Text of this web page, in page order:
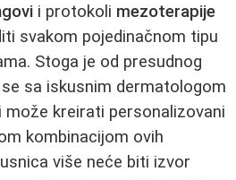
i protokoli mezoterapije
svakom pojedinačnom tipu
Stoga je od presudnog
sa iskusnim dermatologom
kreirati personalizovani
kombinacijom ovih
više neće biti izvor